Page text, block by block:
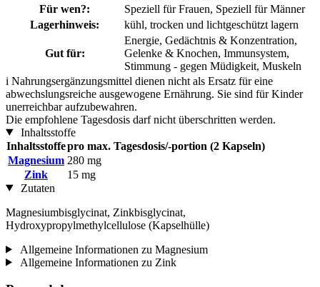
Für wen?:
Speziell für Frauen, Speziell für Männer
Lagerhinweis:
kühl, trocken und lichtgeschützt lagern
Gut für:
Energie, Gedächtnis & Konzentration,
Gelenke & Knochen, Immunsystem,
Stimmung - gegen Müdigkeit, Muskeln
i Nahrungsergänzungsmittel dienen nicht als Ersatz für eine
abwechslungsreiche ausgewogene Ernährung. Sie sind für Kinder
unerreichbar aufzubewahren.
Die empfohlene Tagesdosis darf nicht überschritten werden.
Inhaltsstoffe
Inhaltsstoffepro max. Tagesdosis/-portion (2 Kapseln)
Magnesium 280 mg
Zink
15 mg
Zutaten
Magnesiumbisglycinat, Zinkbisglycinat,
Hydroxypropylmethylcellulose (Kapselhülle)
Allgemeine Informationen zu Magnesium
Allgemeine Informationen zu Zink